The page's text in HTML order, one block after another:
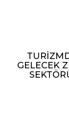
GELECEK